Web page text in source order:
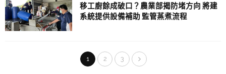
移工廚餘成破口？農業部揭防堵方向 將建
系統提供設備補助 監管蒸煮流程
1 2 3